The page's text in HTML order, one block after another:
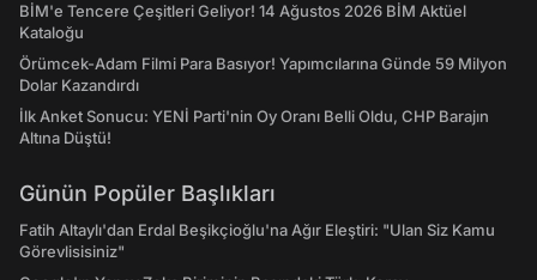
BİM'e Tencere Çeşitleri Geliyor! 14 Ağustos 2026 BİM Aktüel
Kataloğu
Örümcek-Adam Filmi Para Basıyor! Yapımcılarına Günde 59 Milyon
Dolar Kazandırdı
İlk Anket Sonucu: YENİ Parti'nin Oy Oranı Belli Oldu, CHP Barajın
Altına Düştü!
Günün Popüler Başlıkları
Fatih Altaylı'dan Erdal Beşikçioğlu'na Ağır Eleştiri: "Ulan Siz Kamu
Görevlisisiniz"